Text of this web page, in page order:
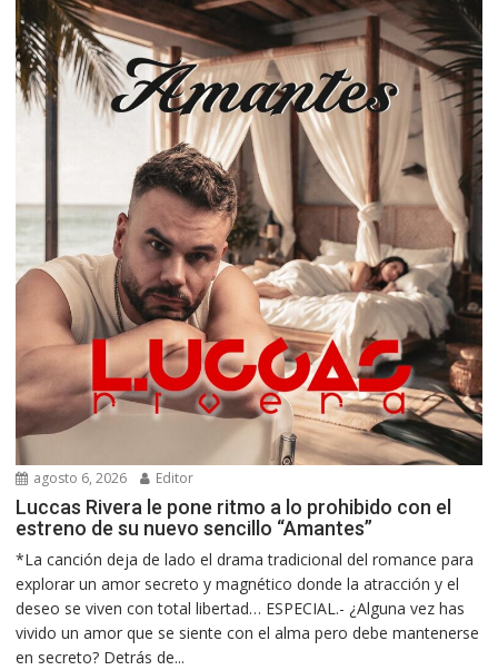
agosto 6, 2026 Editor
Luccas Rivera le pone ritmo a lo prohibido con el
estreno de su nuevo sencillo “Amantes”
*La canción deja de lado el drama tradicional del romance para
explorar un amor secreto y magnético donde la atracción y el
deseo se viven con total libertad… ESPECIAL.- ¿Alguna vez has
vivido un amor que se siente con el alma pero debe mantenerse
en secreto? Detrás de...